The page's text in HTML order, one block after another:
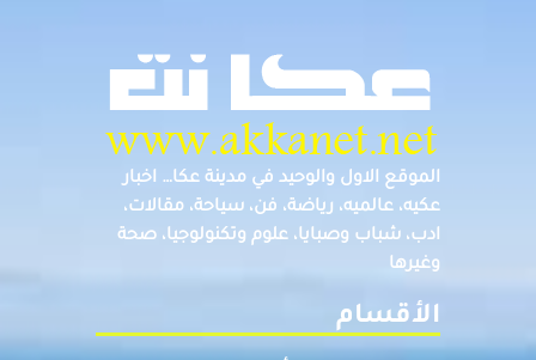
الموقع الاول والوحيد في مدينة عكا… اخبار
عكيه، عالميه، رياضة، فن، سياحة، مقالات،
ادب، شباب وصبايا، علوم وتكنولوجيا، صحة
وغيرها
الأقسام